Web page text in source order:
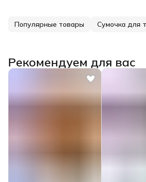
Популярные товары Сумочка для
Рекомендуем для вас